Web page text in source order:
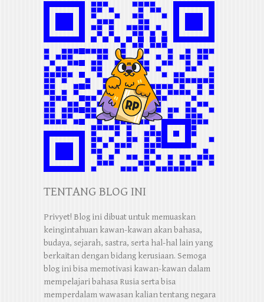
TENTANG BLOG INI
Privyet! Blog ini dibuat untuk memuaskan
keingintahuan kawan-kawan akan bahasa,
budaya, sejarah, sastra, serta hal-hal lain yang
berkaitan dengan bidang kerusiaan. Semoga
blog ini bisa memotivasi kawan-kawan dalam
mempelajari bahasa Rusia serta bisa
memperdalam wawasan kalian tentang negara